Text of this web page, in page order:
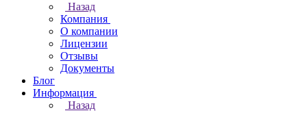
Назад
Компания
О компании
Лицензии
Отзывы
Документы
Блог
Информация
Назад